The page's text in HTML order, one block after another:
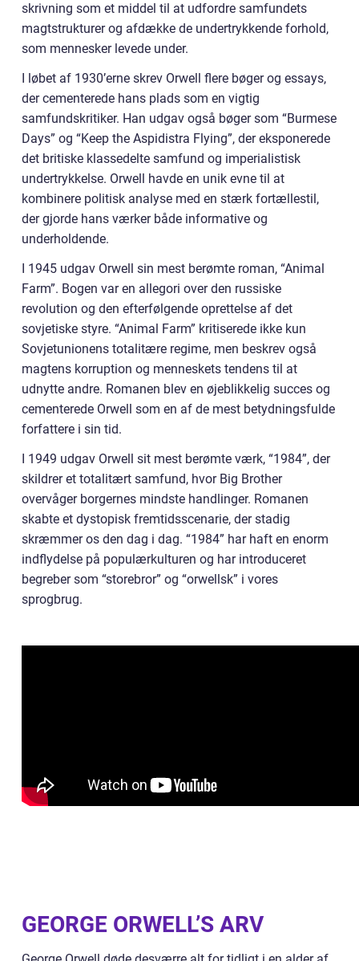
skrivning som et middel til at udfordre samfundets
magtstrukturer og afdække de undertrykkende forhold,
som mennesker levede under.
I løbet af 1930’erne skrev Orwell flere bøger og essays,
der cementerede hans plads som en vigtig
samfundskritiker. Han udgav også bøger som “Burmese
Days” og “Keep the Aspidistra Flying”, der eksponerede
det britiske klassedelte samfund og imperialistisk
undertrykkelse. Orwell havde en unik evne til at
kombinere politisk analyse med en stærk fortællestil,
der gjorde hans værker både informative og
underholdende.
I 1945 udgav Orwell sin mest berømte roman, “Animal
Farm”. Bogen var en allegori over den russiske
revolution og den efterfølgende oprettelse af det
sovjetiske styre. “Animal Farm” kritiserede ikke kun
Sovjetunionens totalitære regime, men beskrev også
magtens korruption og menneskets tendens til at
udnytte andre. Romanen blev en øjeblikkelig succes og
cementerede Orwell som en af de mest betydningsfulde
forfattere i sin tid.
I 1949 udgav Orwell sit mest berømte værk, “1984”, der
skildrer et totalitært samfund, hvor Big Brother
overvåger borgernes mindste handlinger. Romanen
skabte et dystopisk fremtidsscenarie, der stadig
skræmmer os den dag i dag. “1984” har haft en enorm
indflydelse på populærkulturen og har introduceret
begreber som “storebror” og “orwellsk” i vores
sprogbrug.
GEORGE ORWELL’S ARV